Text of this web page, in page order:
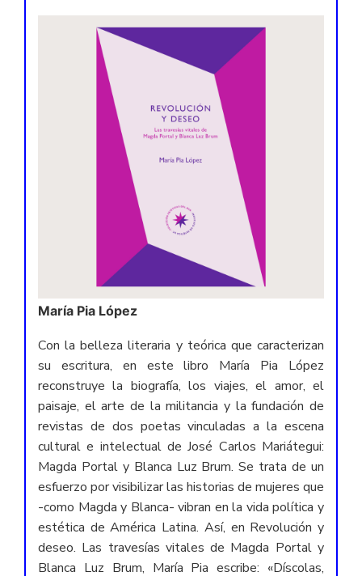
María Pia López
Con la belleza literaria y teórica que caracterizan
su escritura, en este libro María Pia López
reconstruye la biografía, los viajes, el amor, el
paisaje, el arte de la militancia y la fundación de
revistas de dos poetas vinculadas a la escena
cultural e intelectual de José Carlos Mariátegui:
Magda Portal y Blanca Luz Brum. Se trata de un
esfuerzo por visibilizar las historias de mujeres que
-como Magda y Blanca- vibran en la vida política y
estética de América Latina. Así, en Revolución y
deseo. Las travesías vitales de Magda Portal y
Blanca Luz Brum, María Pia escribe: «Díscolas,